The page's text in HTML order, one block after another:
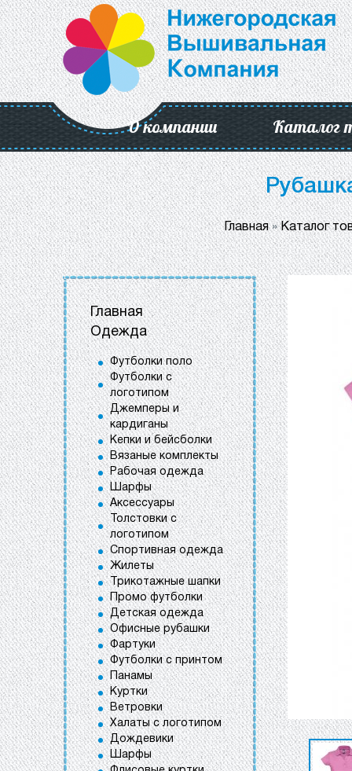
О компании Каталог
Главная»Каталог
Главная
Одежда
Футболки поло
Футболки с
логотипом
Джемперы и
кардиганы
Кепки и бейсболки
Вязаные комплекты
Рабочая одежда
Шарфы
Аксессуары
Толстовки с
логотипом
Спортивная одежда
Жилеты
Трикотажные шапки
Промо футболки
Детская одежда
Офисные рубашки
Фартуки
Футболки с принтом
Панамы
Куртки
Ветровки
Халаты с логотипом
Дождевики
Шарфы